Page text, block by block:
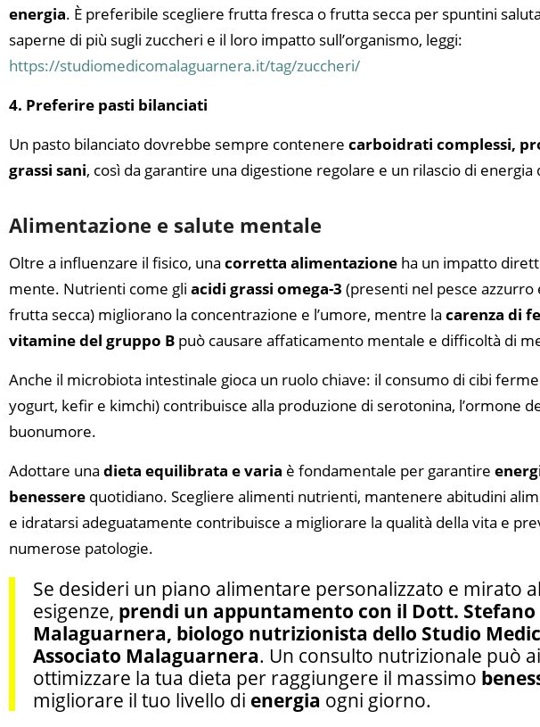
energia. È preferibile scegliere frutta fresca o frutta secca per spuntini
saperne di più sugli zuccheri e il loro impatto sull’organismo, leggi:
https://studiomedicomalaguarnera.it/tag/zuccheri/
4. Preferire pasti bilanciati
Un pasto bilanciato dovrebbe sempre contenere carboidrati complessi,
grassi sani, così da garantire una digestione regolare e un rilascio di
Alimentazione e salute mentale
Oltre a influenzare il fisico, una corretta alimentazione ha un impatto
mente. Nutrienti come gli acidi grassi omega-3 (presenti nel pesce azzurro
frutta secca) migliorano la concentrazione e l’umore, mentre la carenza di
vitamine del gruppo B può causare affaticamento mentale e difficoltà di
Anche il microbiota intestinale gioca un ruolo chiave: il consumo di cibi
yogurt, kefir e kimchi) contribuisce alla produzione di serotonina, l’ormone
buonumore.
Adottare una dieta equilibrata e varia è fondamentale per garantire
benessere quotidiano. Scegliere alimenti nutrienti, mantenere abitudini
e idratarsi adeguatamente contribuisce a migliorare la qualità della vita e
numerose patologie.
Se desideri un piano alimentare personalizzato e mirato
esigenze, prendi un appuntamento con il Dott. Stefano
Malaguarnera, biologo nutrizionista dello Studio
Associato Malaguarnera. Un consulto nutrizionale può
ottimizzare la tua dieta per raggiungere il massimo
migliorare il tuo livello di energia ogni giorno.